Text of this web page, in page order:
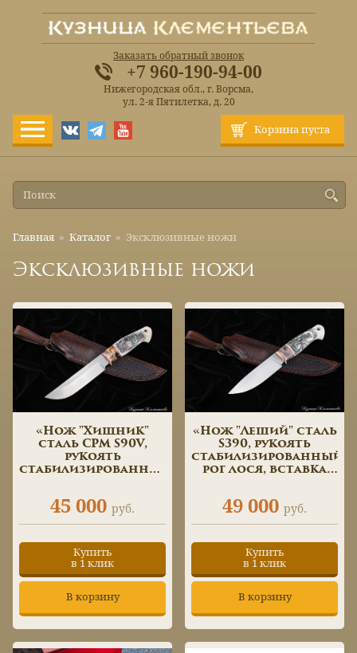
Корзина пуста
Заказать обратный звонок
+7 960-190-94-00
Нижегородская обл., г. Ворсма,
ул. 2-я Пятилетка, д. 20
Главная » Каталог » Эксклюзивные ножи
Эксклюзивные ножи
«Нож "Хищник"
сталь CPM S90V,
рукоять
стабилизированный
скримшоу,
формованные
45 000 руб.
Купить
в 1 клик
В корзину
«Нож "Леший" сталь
S390, рукоять
стабилизированный
рог лося, вставка
49 000 руб.
Купить
в 1 клик
В корзину